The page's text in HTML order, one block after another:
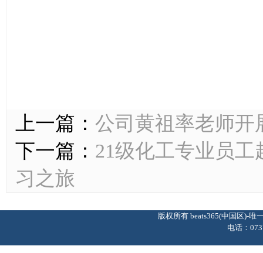
上一篇： 公司黄祖率老师开
下一篇： 21级化工专业员
习之旅
版权所有 beats365(中国区)-
电话：